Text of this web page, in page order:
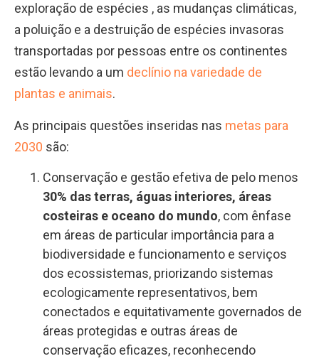
exploração de espécies , as mudanças climáticas,
a poluição e a destruição de espécies invasoras
transportadas por pessoas entre os continentes
estão levando a um declínio na variedade de
plantas e animais.
As principais questões inseridas nas metas para
2030 são:
Conservação e gestão efetiva de pelo menos
30% das terras, águas interiores, áreas
costeiras e oceano do mundo, com ênfase
em áreas de particular importância para a
biodiversidade e funcionamento e serviços
dos ecossistemas, priorizando sistemas
ecologicamente representativos, bem
conectados e equitativamente governados de
áreas protegidas e outras áreas de
conservação eficazes, reconhecendo